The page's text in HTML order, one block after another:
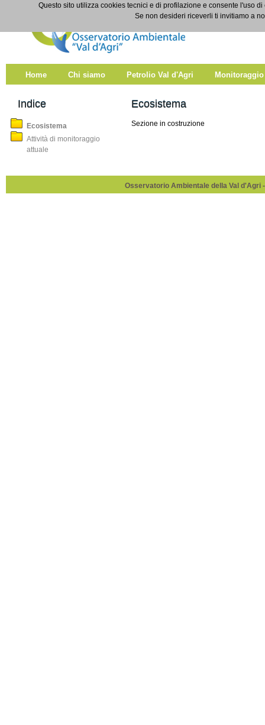
Salta al contenuto
Ecosistema
Home Chi siamo Petrolio Val d'Agri Monitoraggio
Indice
Ecosistema
Attività di monitoraggio
attuale
Ecosistema
Sezione in costruzione
Osservatorio Ambientale della Val d'Agri
Questo sito utilizza cookies tecnici e di profilazione e consente l'uso
Se non desideri riceverli ti invitiamo a